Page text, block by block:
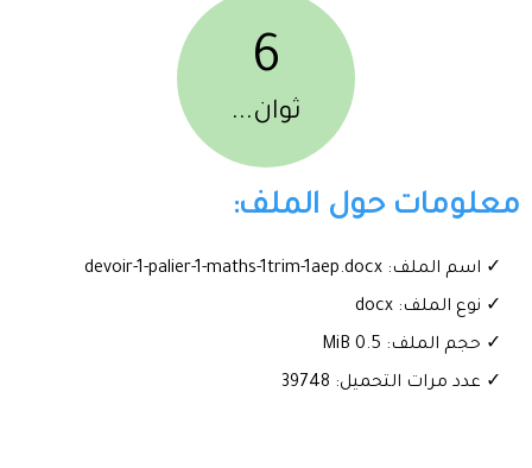
6
ثوان...
معلومات حول الملف:
✓ اسم الملف: devoir-1-palier-1-maths-1trim-1aep.docx
✓ نوع الملف: docx
✓ حجم الملف: 0.5 MiB
✓ عدد مرات التحميل: 39748